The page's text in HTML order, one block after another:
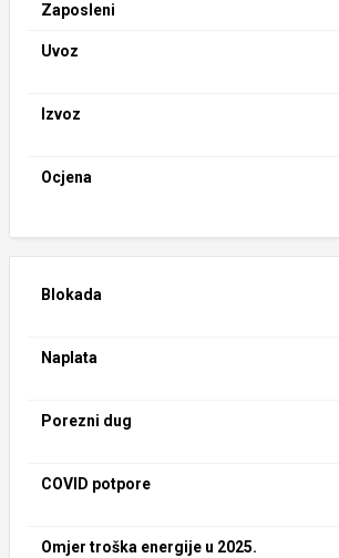
Zaposleni
Uvoz
Izvoz
Ocjena
Blokada
Naplata
Porezni dug
COVID potpore
Omjer troška energije u 2025.